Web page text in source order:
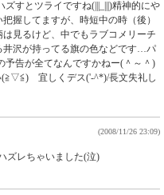
すとツライですね(|||_|||)精神的にや
握してますが、時短中の時（後）
見るけど、中でもラブコメリーチ
井沢が持ってる旗の色などです…パ
予告が全てなんですかねー(＾～＾)
ゞ宜しくデス('-^*)/長文失礼し
ズレちゃいました(泣)
(2008/11/26 23:09)